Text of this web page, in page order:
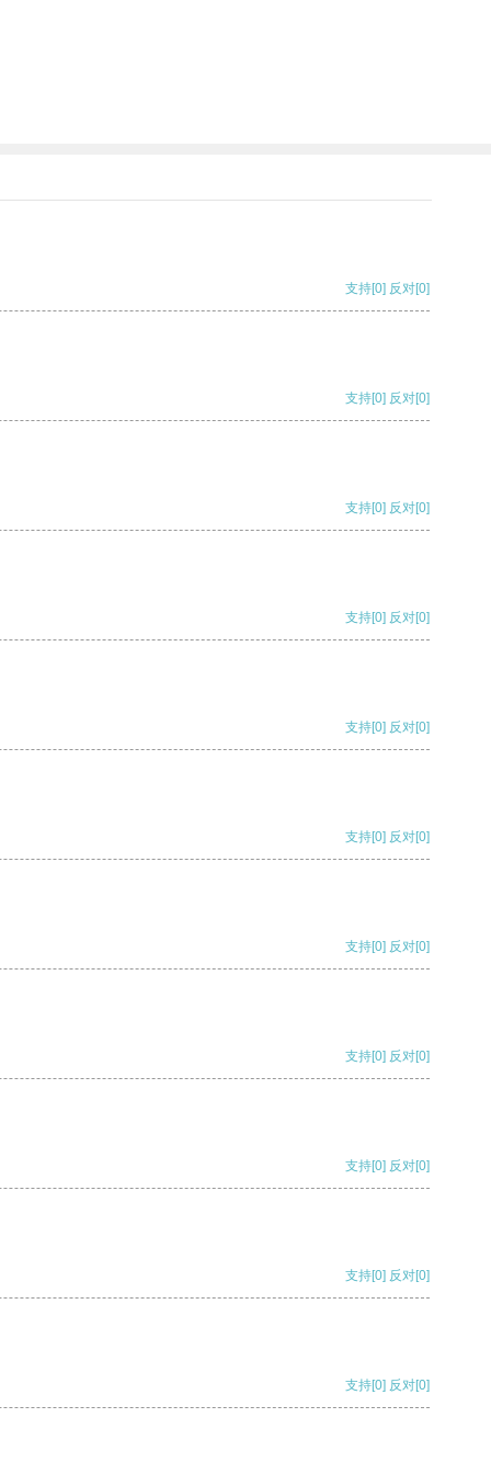
支持[0] 反对[0]
支持[0] 反对[0]
支持[0] 反对[0]
支持[0] 反对[0]
支持[0] 反对[0]
支持[0] 反对[0]
支持[0] 反对[0]
支持[0] 反对[0]
支持[0] 反对[0]
支持[0] 反对[0]
支持[0] 反对[0]